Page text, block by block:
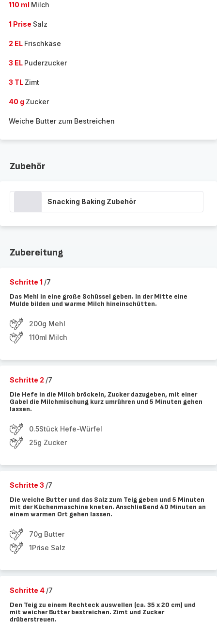
110 ml Milch
1 Prise Salz
2 EL Frischkäse
3 EL Puderzucker
3 TL Zimt
40 g Zucker
Weiche Butter zum Bestreichen
Zubehör
Snacking Baking Zubehör
Zubereitung
Schritte 1 /7
Das Mehl in eine große Schüssel geben. In der Mitte eine
Mulde bilden und warme Milch hineinschütten.
200g Mehl
110ml Milch
Schritte 2 /7
Die Hefe in die Milch bröckeln, Zucker dazugeben, mit einer
Gabel die Milchmischung kurz umrühren und 5 Minuten gehen
lassen.
0.5Stück Hefe-Würfel
25g Zucker
Schritte 3 /7
Die weiche Butter und das Salz zum Teig geben und 5 Minuten
mit der Küchenmaschine kneten. Anschließend 40 Minuten an
einem warmen Ort gehen lassen.
70g Butter
1Prise Salz
Schritte 4 /7
Den Teig zu einem Rechteck auswellen (ca. 35 x 20 cm) und
mit weicher Butter bestreichen. Zimt und Zucker
drüberstreuen.